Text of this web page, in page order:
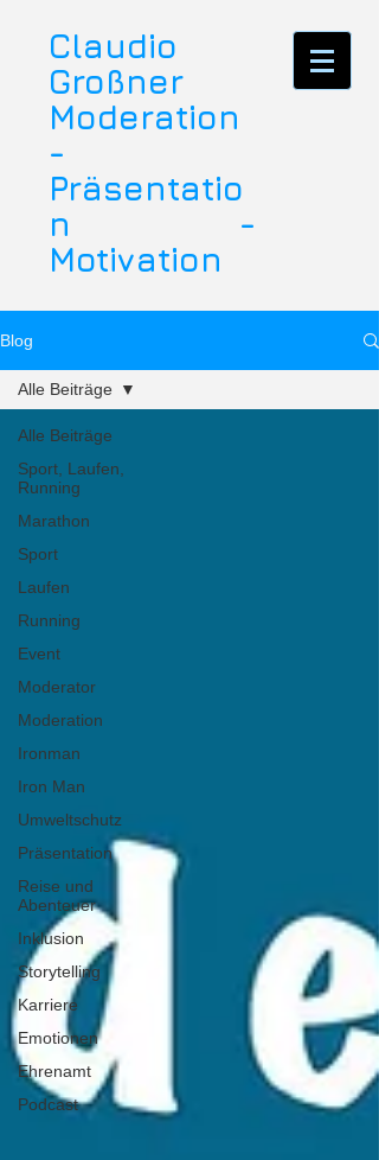
Claudio
Großner
Moderation
-
Präsentatio
n -
Motivation
Blog
Alle Beiträge
Sport, Laufen,
Running
Marathon
Sport
Laufen
Running
Event
Moderator
Moderation
Ironman
Iron Man
Umweltschutz
Präsentation
Reise und
Abenteuer
Inklusion
Storytelling
Karriere
Emotionen
Ehrenamt
Podcast
Alle Beiträge